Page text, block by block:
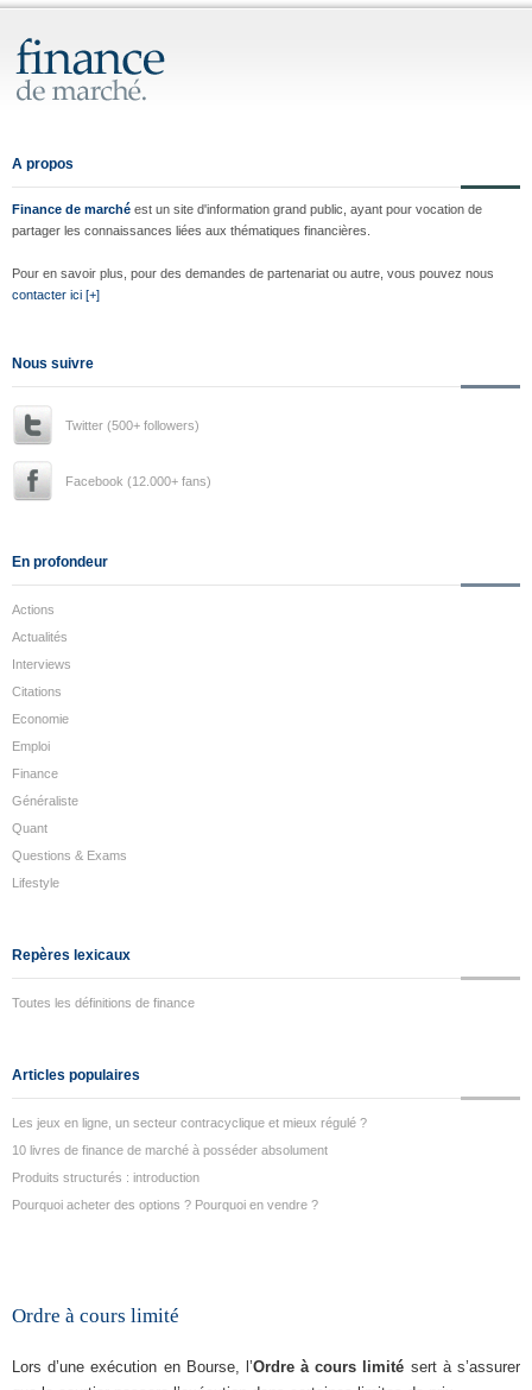
A propos
Finance de marché est un site d'information grand public, ayant pour vocation de
partager les connaissances liées aux thématiques financières.
Pour en savoir plus, pour des demandes de partenariat ou autre, vous pouvez nous
contacter ici [+]
Nous suivre
Twitter (500+ followers)
Facebook (12.000+ fans)
En profondeur
Actions
Actualités
Interviews
Citations
Economie
Emploi
Finance
Généraliste
Quant
Questions & Exams
Lifestyle
Repères lexicaux
Toutes les définitions de finance
Articles populaires
Les jeux en ligne, un secteur contracyclique et mieux régulé ?
10 livres de finance de marché à posséder absolument
Produits structurés : introduction
Pourquoi acheter des options ? Pourquoi en vendre ?
Ordre à cours limité
Lors d’une exécution en Bourse, l’Ordre à cours limité sert à s’assurer